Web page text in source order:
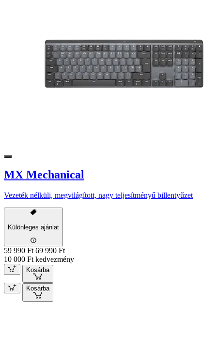
MX Mechanical
Vezeték nélküli, megvilágított, nagy teljesítményű billentyűzet
Különleges ajánlat
59 990 Ft 69 990 Ft
10 000 Ft kedvezmény
Kosárba
Kosárba